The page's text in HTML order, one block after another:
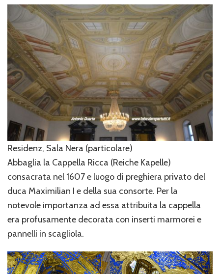
Residenz, Sala Nera (particolare)
Abbaglia la Cappella Ricca (Reiche Kapelle)
consacrata nel 1607 e luogo di preghiera privato del
duca Maximilian I e della sua consorte. Per la
notevole importanza ad essa attribuita la cappella
era profusamente decorata con inserti marmorei e
pannelli in scagliola.